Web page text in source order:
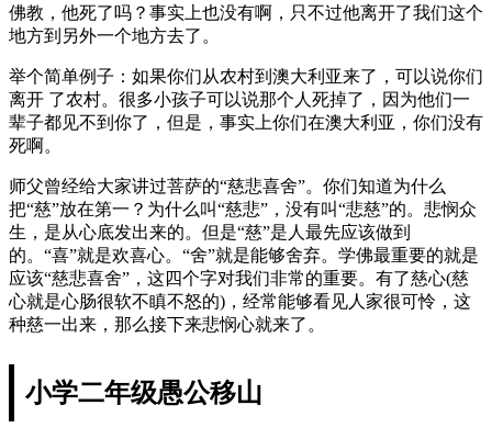
佛教，他死了吗？事实上也没有啊，只不过他离开了我们这个
地方到另外一个地方去了。
举个简单例子：如果你们从农村到澳大利亚来了，可以说你们
离开 了农村。很多小孩子可以说那个人死掉了，因为他们一
辈子都见不到你了，但是，事实上你们在澳大利亚，你们没有
死啊。
师父曾经给大家讲过菩萨的“慈悲喜舍”。你们知道为什么
把“慈”放在第一？为什么叫“慈悲”，没有叫“悲慈”的。悲悯众
生，是从心底发出来的。但是“慈”是人最先应该做到
的。“喜”就是欢喜心。“舍”就是能够舍弃。学佛最重要的就是
应该“慈悲喜舍”，这四个字对我们非常的重要。有了慈心(慈
心就是心肠很软不瞋不怒的)，经常能够看见人家很可怜，这
种慈一出来，那么接下来悲悯心就来了。
小学二年级愚公移山